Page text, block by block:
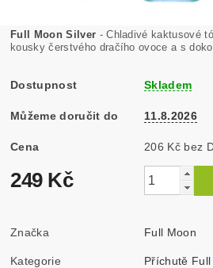
Full Moon Silver - Chladivé kaktusové
kousky čerstvého dračího ovoce a s
Dostupnost Skladem
Můžeme doručit do 11.8.2026
Cena 206 Kč
249 Kč
Značka Full Moon
Kategorie Příchutě